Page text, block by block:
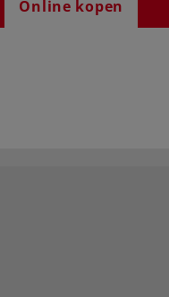
Online kopen